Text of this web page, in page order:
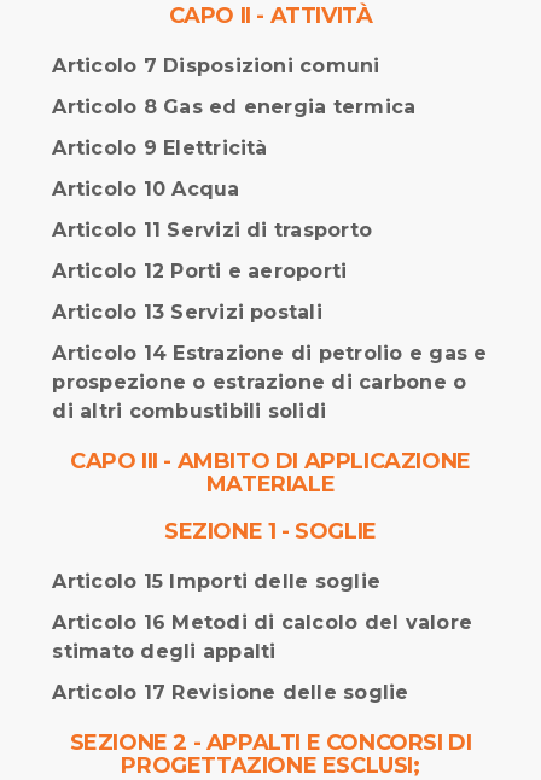
CAPO II - ATTIVITÀ
Articolo 7 Disposizioni comuni
Articolo 8 Gas ed energia termica
Articolo 9 Elettricità
Articolo 10 Acqua
Articolo 11 Servizi di trasporto
Articolo 12 Porti e aeroporti
Articolo 13 Servizi postali
Articolo 14 Estrazione di petrolio e gas e
prospezione o estrazione di carbone o
di altri combustibili solidi
CAPO III - AMBITO DI APPLICAZIONE
MATERIALE
SEZIONE 1 - SOGLIE
Articolo 15 Importi delle soglie
Articolo 16 Metodi di calcolo del valore
stimato degli appalti
Articolo 17 Revisione delle soglie
SEZIONE 2 - APPALTI E CONCORSI DI
PROGETTAZIONE ESCLUSI;